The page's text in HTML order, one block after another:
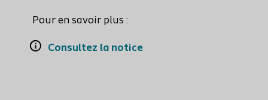
Pour en savoir plus :
Consultez la notice